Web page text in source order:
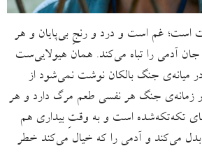
غم است و درد و رنجِ بی‌پایان و هر
آدمی را تباه می‌کند. همان هیولایی‌ست
میانه‌ی جنگ بالکان نوشت نمی‌شود از
جنگ هر نفسی طعم مرگ دارد و هر
تکه‌تکه‌شده است و به وقتِ بیداری هم
می‌کند و آدمی را که خیال می‌کند خطر